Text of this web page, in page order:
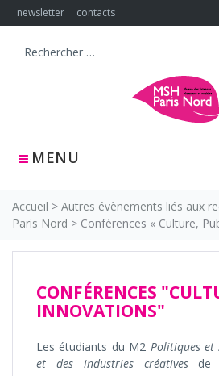
Skip
to
newsletter contacts
MENU
Search
Accueil > Autres évènements liés aux
Paris Nord > Conférences « Culture,
CONFÉRENCES
INNOVATIONS"
Les étudiants du M2 Politiques et
et des industries créativesde